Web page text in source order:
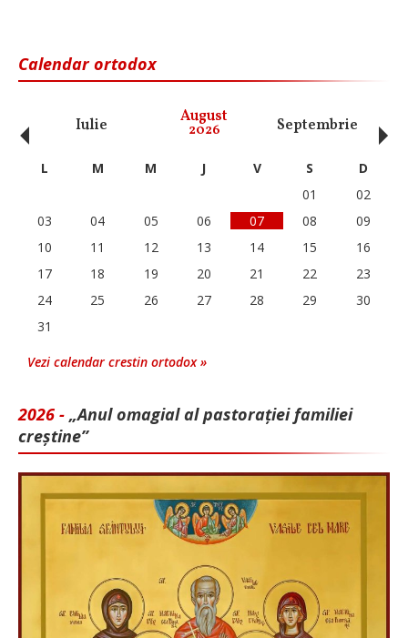
Calendar ortodox
Iulie August
2026 Septembrie
‹ L M M J V S
D
01
02
03
04 05 06 07 08
09
10
11 12 13 14 15
16
17
18 19 20 21 22
23
24
25 26 27 28 29
30
31
Vezi calendar crestin ortodox »
2026 - „Anul omagial al pastorației familiei
creștine”